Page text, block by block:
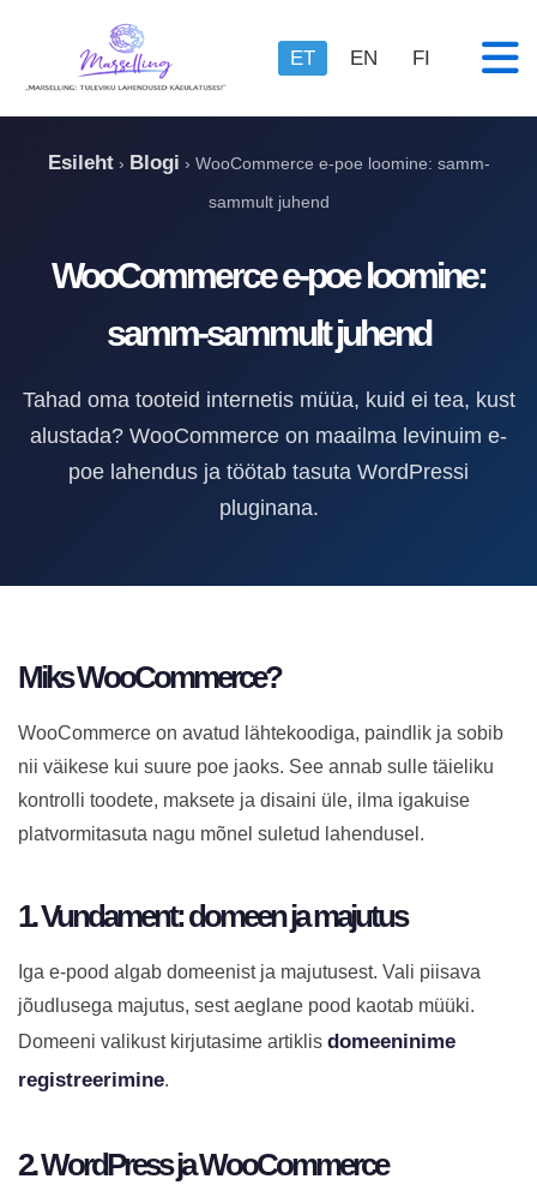
ET EN FI
Esileht› Blogi › WooCommerce e-poe loomine: samm-
sammult juhend
WooCommerce e-poe loomine:
samm-sammult juhend
Tahad oma tooteid internetis müüa, kuid ei tea, kust
alustada? WooCommerce on maailma levinuim e-
poe lahendus ja töötab tasuta WordPressi
pluginana.
Miks WooCommerce?
WooCommerce on avatud lähtekoodiga, paindlik ja sobib
nii väikese kui suure poe jaoks. See annab sulle täieliku
kontrolli toodete, maksete ja disaini üle, ilma igakuise
platvormitasuta nagu mõnel suletud lahendusel.
1. Vundament: domeen ja majutus
Iga e-pood algab domeenist ja majutusest. Vali piisava
jõudlusega majutus, sest aeglane pood kaotab müüki.
Domeeni valikust kirjutasime artiklis domeeninime
registreerimine.
2. WordPress ja WooCommerce